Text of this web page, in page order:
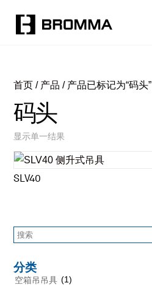
首页 / 产品 / 产品已标记为“码头”
码头
显示单一结果
SLV40
分类
空箱吊吊具 (1)